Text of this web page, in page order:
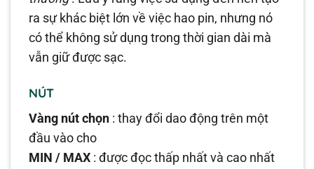
ra sự khác biệt lớn về việc hao pin, nhưng nó
có thể không sử dụng trong thời gian dài mà
vẫn giữ được sạc.
NÚT
Vàng nút chọn : thay đổi dao động trên một
đầu vào cho
MIN / MAX : được đọc thấp nhất và cao nhất